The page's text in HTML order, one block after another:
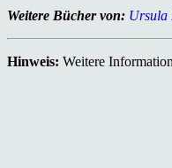
Weitere Bücher von: Ursula
Hinweis: Weitere